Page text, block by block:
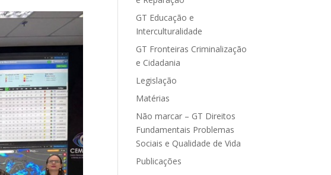
GT Educação e
Interculturalidade
GT Fronteiras Criminalização
e Cidadania
Legislação
Matérias
Não marcar – GT Direitos
Fundamentais Problemas
Sociais e Qualidade de Vida
Publicações